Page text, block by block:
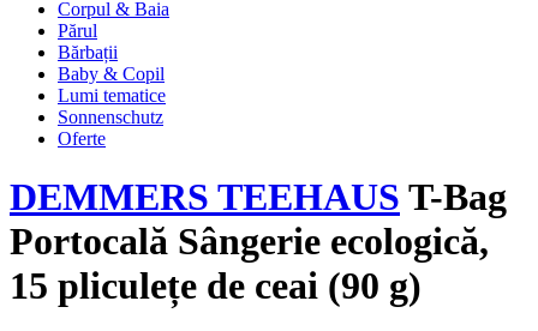
Corpul & Baia
Părul
Bărbații
Baby & Copil
Lumi tematice
Sonnenschutz
Oferte
DEMMERS TEEHAUS T-Bag
Portocală Sângerie ecologică,
15 pliculețe de ceai (90 g)